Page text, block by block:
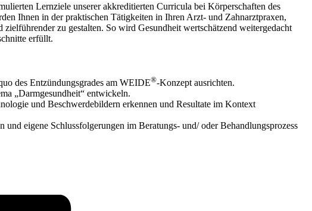
Lernziele unserer akkreditierten Curricula bei Körperschaften des
Ihnen in der praktischen Tätigkeiten in Ihren Arzt- und Zahnarztpraxen,
zu gestalten. So wird Gesundheit wertschätzend weitergedacht
erfüllt.
des Entzündungsgrades am WEIDE®-Konzept ausrichten.
„Darmgesundheit“ entwickeln.
und Beschwerdebildern erkennen und Resultate im Kontext
eigene Schlussfolgerungen im Beratungs- und/ oder Behandlungsprozess